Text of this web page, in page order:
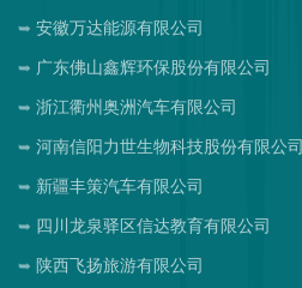
安徽万达能源有限公司
广东佛山鑫辉环保股份有限公司
浙江衢州奥洲汽车有限公司
河南信阳力世生物科技股份有限公司
新疆丰策汽车有限公司
四川龙泉驿区信达教育有限公司
陕西飞扬旅游有限公司